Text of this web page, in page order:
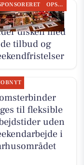
OPSLAGSTAVLEN
Slagteren
disken med
tilbud og
til fleksible
uden
i